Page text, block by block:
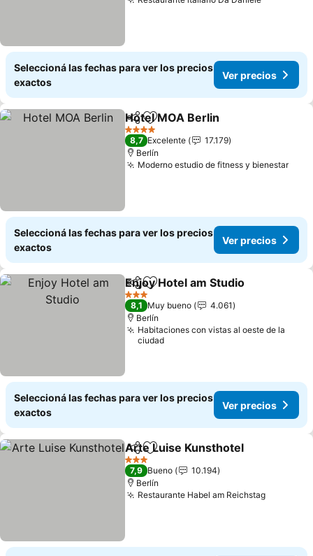
Seleccioná las fechas para ver los precios
exactos
Ver precios
CompartirAñadir a favoritos
Hotel MOA Berlin
4 Estrellas
8,7 Excelente
17.179
Berlín
Moderno estudio de fitness y bienestar
Seleccioná las fechas para ver los precios
exactos
Ver precios
CompartirAñadir a favoritos
Enjoy Hotel am Studio
3 Estrellas
8,1 Muy bueno
4.061
Berlín
Habitaciones con vistas al oeste de la
ciudad
Seleccioná las fechas para ver los precios
exactos
Ver precios
CompartirAñadir a favoritos
Arte Luise Kunsthotel
3 Estrellas
7,9 Bueno
10.194
Berlín
Restaurante Habel am Reichstag